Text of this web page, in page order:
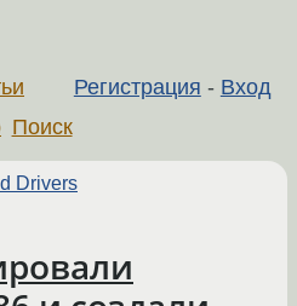
Регистрация - Вход
Поиск
Drivers